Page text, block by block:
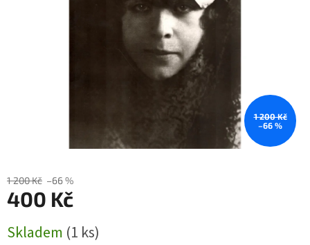
1 200 Kč
–66 %
1 200 Kč –66 %
400 Kč
cena:
Skladem (1 ks)